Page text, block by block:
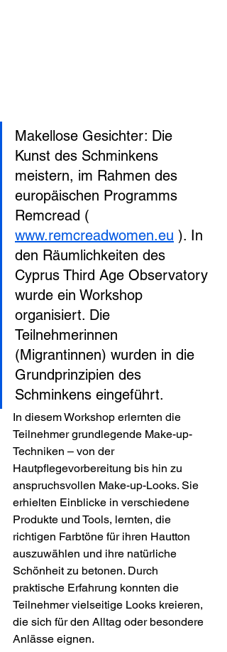
Makellose Gesichter: Die
Kunst des Schminkens
meistern, im Rahmen des
europäischen Programms
Remcread (
www.remcreadwomen.eu ). In
den Räumlichkeiten des
Cyprus Third Age Observatory
wurde ein Workshop
organisiert. Die
Teilnehmerinnen
(Migrantinnen) wurden in die
Grundprinzipien des
Schminkens eingeführt.
In diesem Workshop erlernten die
Teilnehmer grundlegende Make-up-
Techniken – von der
Hautpflegevorbereitung bis hin zu
anspruchsvollen Make-up-Looks. Sie
erhielten Einblicke in verschiedene
Produkte und Tools, lernten, die
richtigen Farbtöne für ihren Hautton
auszuwählen und ihre natürliche
Schönheit zu betonen. Durch
praktische Erfahrung konnten die
Teilnehmer vielseitige Looks kreieren,
die sich für den Alltag oder besondere
Anlässe eignen.